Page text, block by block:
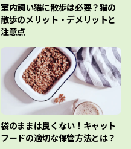
室内飼い猫に散歩は必要？猫の
散歩のメリット・デメリットと
注意点
袋のままは良くない！キャット
フードの適切な保管方法とは？